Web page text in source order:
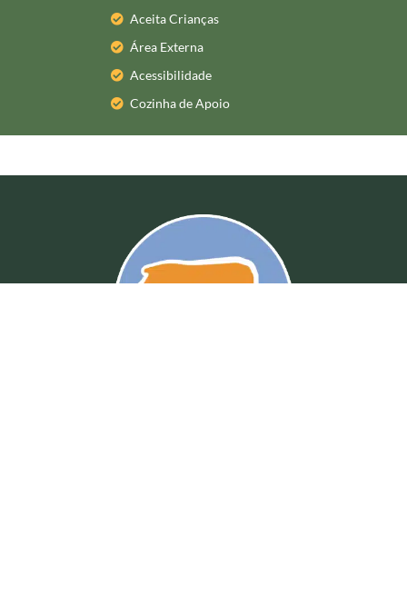
Aceita Crianças
Área Externa
Acessibilidade
Cozinha de Apoio